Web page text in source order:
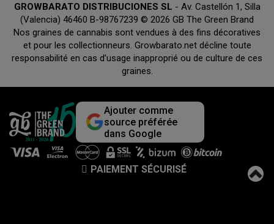
GROWBARATO DISTRIBUCIONES SL - Av. Castellón 1, Silla
(Valencia) 46460 B-98767239 © 2026 GB The Green Brand
Nos graines de cannabis sont vendues à des fins décoratives
et pour les collectionneurs. Growbarato.net décline toute
responsabilité en cas d’usage inapproprié ou de culture de ces
graines.
Ajouter comme
source préférée
dans Google
PAIEMENT SÉCURISÉ